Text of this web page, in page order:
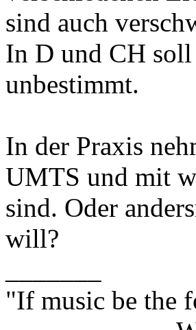
sind auch
In D und CH
unbestimmt.
In der Praxis
UMTS und mit
sind. Oder
will?
"If music be the